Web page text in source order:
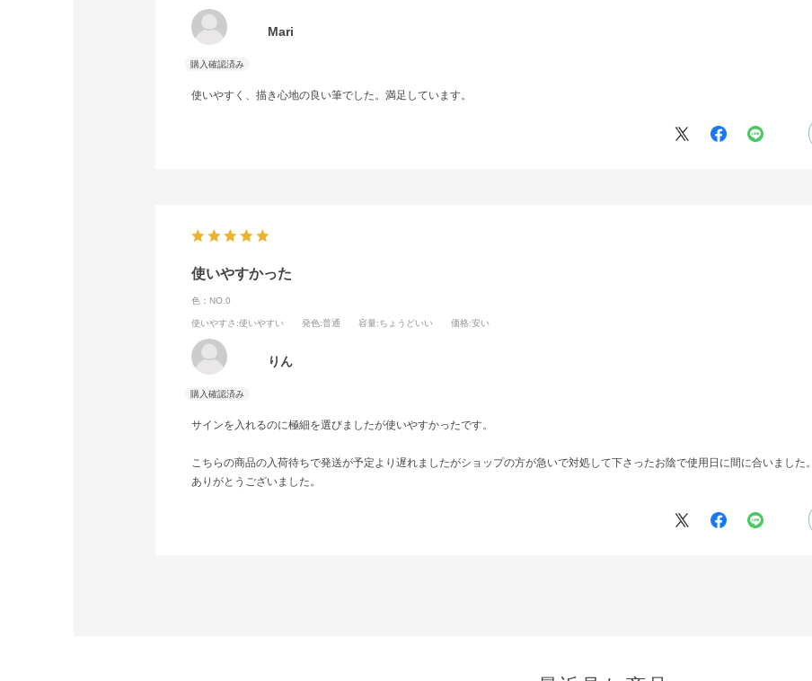
Mari
使いやすく、描き心地の良い筆でした。満足しています。
使いやすかった
色：NO.0
使いやすさ :使いやすい 発色:普通 容量:ちょうどいい 価格:安い
りん
サインを入れるのに極細を選びましたが使いやすかったです。
こちらの商品の入荷待ちで発送が予定より遅れましたがショップの方が急いで対処して下さったお陰で使用日に間に合いました。
ありがとうございました。